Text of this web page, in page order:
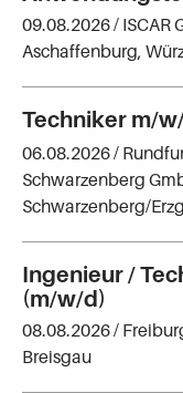
09.08.2026 / ISCAR
Aschaffenburg,
Techniker m/
06.08.2026 /
Schwarzenberg
Schwarzenberg/
Ingenieur /
(m/w/d)
08.08.2026 /
Breisgau